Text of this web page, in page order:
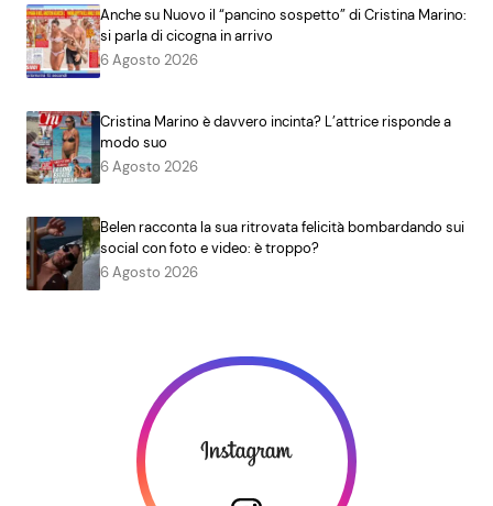
Anche su Nuovo il “pancino sospetto” di Cristina Marino:
si parla di cicogna in arrivo
6 Agosto 2026
Cristina Marino è davvero incinta? L’attrice risponde a
modo suo
6 Agosto 2026
Belen racconta la sua ritrovata felicità bombardando sui
social con foto e video: è troppo?
6 Agosto 2026